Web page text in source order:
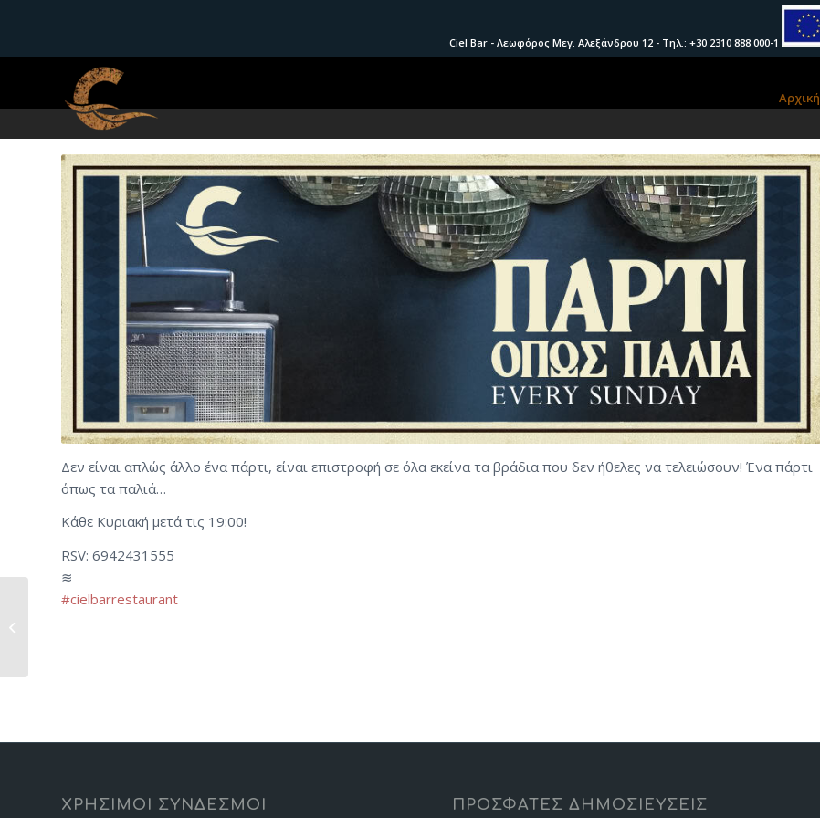
Ciel Bar - Λεωφόρος Μεγ. Αλεξάνδρου 12 - Τηλ.: +30 2310 888 000-1
Αρχική
Δεν είναι απλώς άλλο ένα πάρτι, είναι επιστροφή σε όλα εκείνα τα βράδια που δεν ήθελες να τελειώσουν! Ένα πάρτι
όπως τα παλιά…
Κάθε Κυριακή μετά τις 19:00!
RSV: 6942431555
≋
#cielbarrestaurant
ΧΡΗΣΙΜΟΙ ΣΥΝΔΕΣΜΟΙ ΠΡΟΣΦΑΤΕΣ ΔΗΜΟΣΙΕΥΣΕΙΣ